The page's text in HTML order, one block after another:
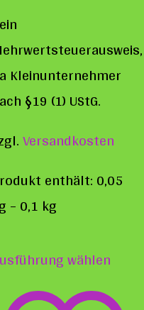
Kleinunternehmer
§19 (1) UStG.
Versandkosten
enthält: 0,05
– 0,1 kg
wählen
weist